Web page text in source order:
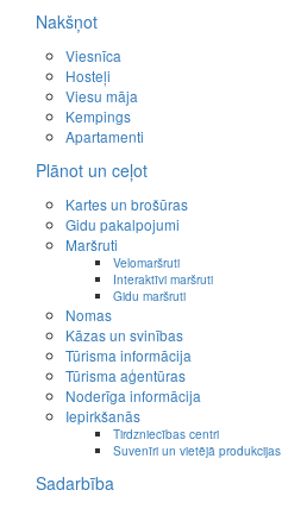
Nakšņot
Viesnīca
Hosteļi
Viesu māja
Kempings
Apartamenti
Plānot un ceļot
Kartes un brošūras
Gidu pakalpojumi
Maršruti
Velomaršruti
Interaktīvi maršruti
Gidu maršruti
Nomas
Kāzas un svinības
Tūrisma informācija
Tūrisma aģentūras
Noderīga informācija
Iepirkšanās
Tirdzniecības centri
Suvenīri un vietējā produkcijas
Sadarbība